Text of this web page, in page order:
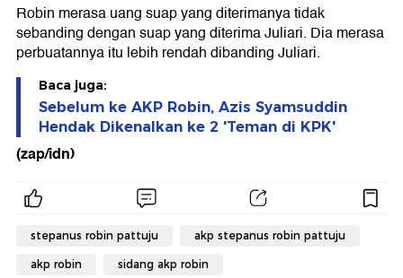
Robin merasa uang suap yang diterimanya tidak
sebanding dengan suap yang diterima Juliari. Dia merasa
perbuatannya itu lebih rendah dibanding Juliari.
Baca juga:
Sebelum ke AKP Robin, Azis Syamsuddin
Hendak Dikenalkan ke 2 'Teman di KPK'
(zap/idn)
stepanus robin pattuju akp stepanus robin pattuju
akp robin sidang akp robin